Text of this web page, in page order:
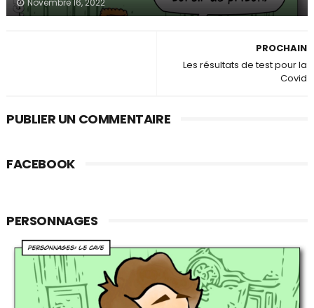
PROCHAIN
Les résultats de test pour la
Covid
PUBLIER UN COMMENTAIRE
FACEBOOK
PERSONNAGES